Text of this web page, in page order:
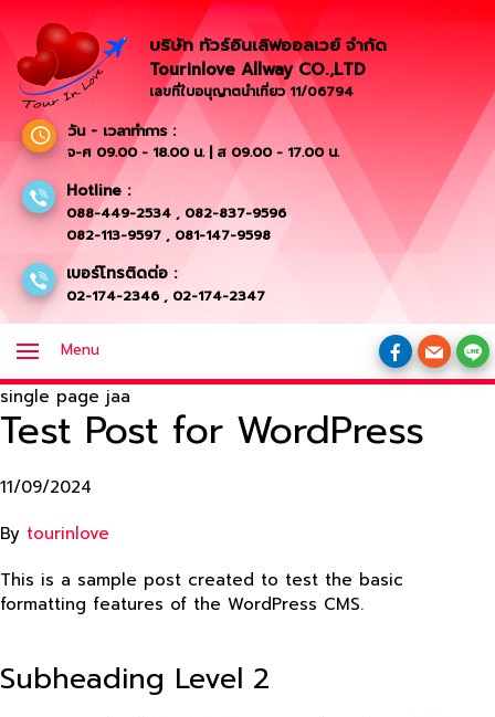
บริษัท ทัวร์อินเลิฟออลเวย์ จำกัด
Tourinlove Allway CO.,LTD
เลขที่ใบอนุญาตนำเที่ยว 11/06794
วัน - เวลาทำการ :
จ-ศ 09.00 - 18.00 น. | ส 09.00 - 17.00 น.
Hotline :
088-449-2534 , 082-837-9596
082-113-9597 , 081-147-9598
เบอร์โทรติดต่อ :
02-174-2346 , 02-174-2347
Menu
single page jaa
Test Post for WordPress
11/09/2024
By tourinlove
This is a sample post created to test the basic
formatting features of the WordPress CMS.
Subheading Level 2